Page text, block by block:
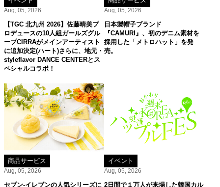
Aug, 05, 2026
【TGC 北九州 2026】佐藤晴美プ
ロデュースの10人組ガールズグル
ープCIRRAがメインアーティスト
に追加決定(ハート)さらに、地元・
styleflavor DANCE CENTERとス
ペシャルコラボ！
Aug, 05, 2026
日本製帽子ブランド
『CAMURI』、初のデニム素材を
採用した「メトロハット」を発
売。
商品サービス
Aug, 05, 2026
セブン‐イレブンの人気シリーズに
イベント
Aug, 05, 2026
2日間で１万人が来場した韓国カル